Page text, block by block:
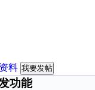
料 我要发帖
功能